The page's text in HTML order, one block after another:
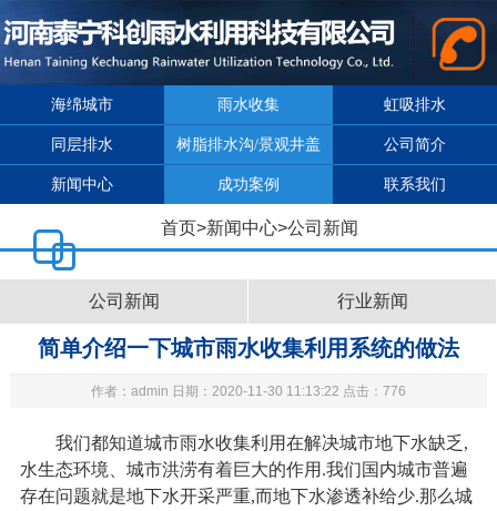
海绵城市 雨水收集 虹吸排水
同层排水 树脂排水沟/景观井盖 公司简介
新闻中心 成功案例 联系我们
首页>新闻中心>公司新闻
公司新闻 行业新闻
简单介绍一下城市雨水收集利用系统的做法
作者：admin 日期：2020-11-30 11:13:22 点击：776
我们都知道城市雨水收集利用在解决城市地下水缺乏,
水生态环境、城市洪涝有着巨大的作用.我们国内城市普遍
存在问题就是地下水开采严重,而地下水渗透补给少.那么城